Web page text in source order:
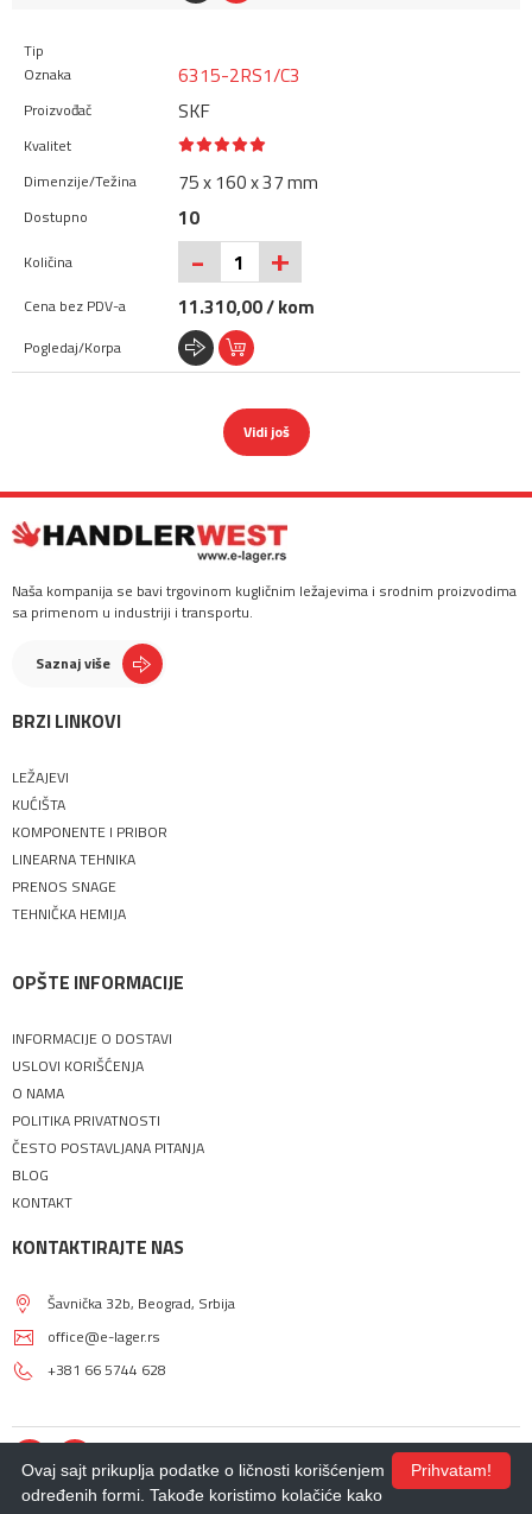
6315-2RS1/C3
SKF
75 x 160 x 37 mm
10
- +
11.310,00 / kom
Vidi još
Naša kompanija se bavi trgovinom kugličnim ležajevima i srodnim proizvodima
sa primenom u industriji i transportu.
Saznaj više
BRZI LINKOVI
LEŽAJEVI
KUĆIŠTA
KOMPONENTE I PRIBOR
LINEARNA TEHNIKA
PRENOS SNAGE
TEHNIČKA HEMIJA
OPŠTE INFORMACIJE
INFORMACIJE O DOSTAVI
USLOVI KORIŠĆENJA
O NAMA
POLITIKA PRIVATNOSTI
ČESTO POSTAVLJANA PITANJA
BLOG
KONTAKT
KONTAKTIRAJTE NAS
Šavnička 32b, Beograd, Srbija
office@e-lager.rs
+381 66 5744 628
Prihvatam!
Ovaj sajt prikuplja podatke o ličnosti korišćenjem
određenih formi. Takođe koristimo kolačiće kako